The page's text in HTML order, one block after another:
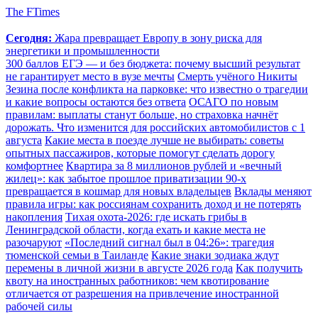
The FTimes
Сегодня: Жара превращает Европу в зону риска для
энергетики и промышленности
300 баллов ЕГЭ — и без бюджета: почему высший результат
не гарантирует место в вузе мечты Смерть учёного Никиты
Зезина после конфликта на парковке: что известно о трагедии
и какие вопросы остаются без ответа ОСАГО по новым
правилам: выплаты станут больше, но страховка начнёт
дорожать. Что изменится для российских автомобилистов с 1
августа Какие места в поезде лучше не выбирать: советы
опытных пассажиров, которые помогут сделать дорогу
комфортнее Квартира за 8 миллионов рублей и «вечный
жилец»: как забытое прошлое приватизации 90-х
превращается в кошмар для новых владельцев Вклады меняют
правила игры: как россиянам сохранить доход и не потерять
накопления Тихая охота-2026: где искать грибы в
Ленинградской области, когда ехать и какие места не
разочаруют «Последний сигнал был в 04:26»: трагедия
тюменской семьи в Таиланде Какие знаки зодиака ждут
перемены в личной жизни в августе 2026 года Как получить
квоту на иностранных работников: чем квотирование
отличается от разрешения на привлечение иностранной
рабочей силы